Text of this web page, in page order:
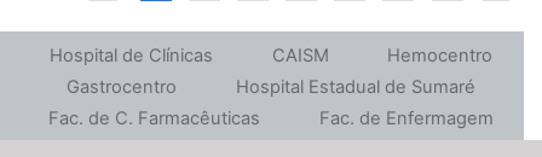
Hospital de Clínicas CAISM
Hemocentro
Gastrocentro
Hospital Estadual de Sumaré
Fac. de C. Farmacêuticas
Fac. de Enfermagem